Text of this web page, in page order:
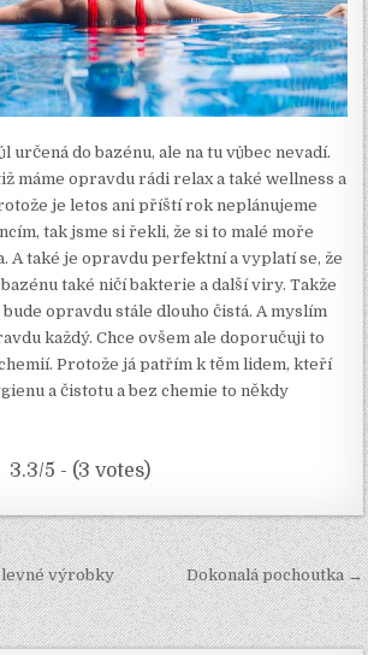
určená do bazénu, ale na tu vůbec nevadí.
máme opravdu rádi relax a také wellness a
je letos ani příští rok neplánujeme
tak jsme si řekli, že si to malé moře
A také je opravdu perfektní a vyplatí se, že
také ničí bakterie a další viry. Takže
bude opravdu stále dlouho čistá. A myslím
každý. Chce ovšem ale doporučuji to
Protože já patřím k těm lidem, kteří
a čistotu a bez chemie to někdy
3.3/5 - (3 votes)
levné výrobky Dokonalá pochoutka →